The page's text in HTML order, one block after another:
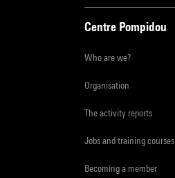
Centre Pompidou
Who are we?
Organisation
The activity reports
Jobs and training courses
Becoming a member